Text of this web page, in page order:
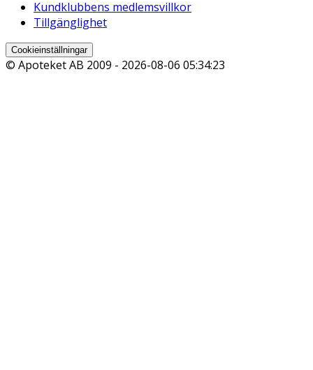
Kundklubbens medlemsvillkor
Tillgänglighet
Cookieinställningar
© Apoteket AB 2009 - 2026-08-06 05:34:23